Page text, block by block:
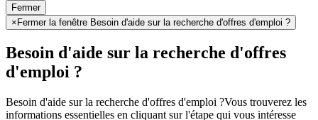
Fermer
×Fermer la fenêtre Besoin d'aide sur la recherche d'offres d'emploi ?
Besoin d'aide sur la recherche d'offres
d'emploi ?
Besoin d'aide sur la recherche d'offres d'emploi ?Vous trouverez les
informations essentielles en cliquant sur l'étape qui vous intéresse